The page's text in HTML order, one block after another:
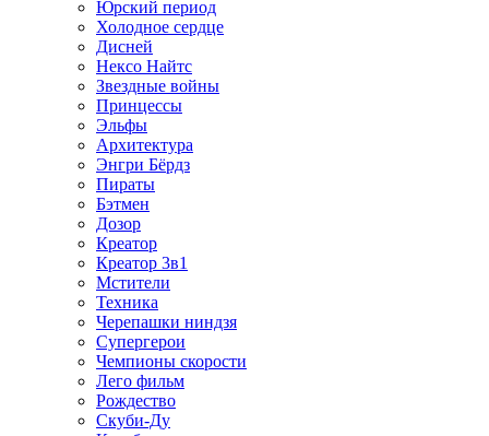
Юрский период
Холодное сердце
Дисней
Нексо Найтс
Звездные войны
Принцессы
Эльфы
Архитектура
Энгри Бёрдз
Пираты
Бэтмен
Дозор
Креатор
Креатор 3в1
Мстители
Техника
Черепашки ниндзя
Супергерои
Чемпионы скорости
Лего фильм
Рождество
Скуби-Ду